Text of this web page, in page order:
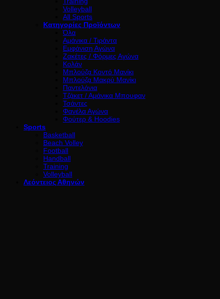
Volleyball
All Sports
Κατηγορίες Προϊόντων
Όλα
Αμάνικα / Τιράντα
Εμφάνιση Αγώνα
Ζακέτες / Φόρμες Αγώνα
Κολάν
Μπλούζα Κοντό Μανίκι
Μπλούζα Μακρύ Μανίκι
Παντελόνια
Τζάκετ / Αμάνικα Μπουφαν
Τσάντες
Φανέλα Αγώνα
Φούτερ & Hoodies
Sports
Basketball
Beach Volley
Football
Handball
Training
Volleyball
Λεόντειος Αθηνών